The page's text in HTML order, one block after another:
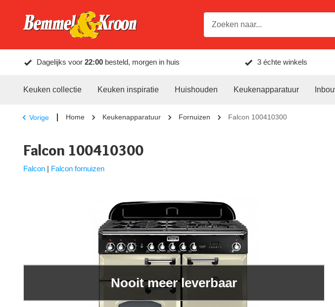
Dagelijks voor 22:00 besteld, morgen in huis 3 échte winkels
Keuken collectie Keuken inspiratie Huishouden Keukenapparatuur
Vorige Home Keukenapparatuur Fornuizen Falcon 100410300
Falcon 100410300
Falcon | Falcon fornuizen
Nooit meer leverbaar